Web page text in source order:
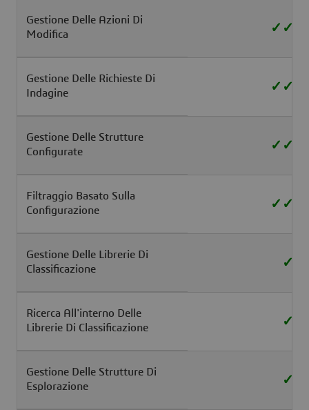
Gestione Delle Azioni Di
Modifica
✓ ✓
Gestione Delle Richieste Di
Indagine
✓ ✓
Gestione Delle Strutture
Configurate
✓ ✓
Filtraggio Basato Sulla
Configurazione
✓ ✓
Gestione Delle Librerie Di
Classificazione
✓
Ricerca All'interno Delle
Librerie Di Classificazione
✓
Gestione Delle Strutture Di
Esplorazione
✓